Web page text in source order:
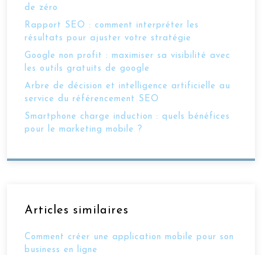
de zéro
Rapport SEO : comment interpréter les
résultats pour ajuster votre stratégie
Google non profit : maximiser sa visibilité avec
les outils gratuits de google
Arbre de décision et intelligence artificielle au
service du référencement SEO
Smartphone charge induction : quels bénéfices
pour le marketing mobile ?
Articles similaires
Comment créer une application mobile pour son
business en ligne